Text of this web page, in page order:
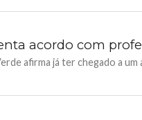
acordo com
afirma já ter chegado a